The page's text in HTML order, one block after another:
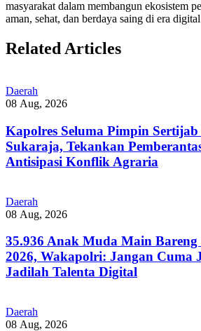
masyarakat dalam membangun ekosistem
aman, sehat, dan berdaya saing di era
Related Articles
Daerah
08 Aug, 2026
Kapolres Seluma Pimpin
Sukaraja, Tekankan
Antisipasi Konflik Agraria
Daerah
08 Aug, 2026
35.936 Anak Muda Main
2026, Wakapolri: Jangan Cuma
Jadilah Talenta Digital
Daerah
08 Aug, 2026